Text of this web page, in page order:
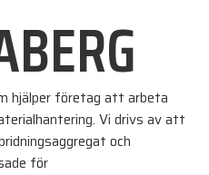
hjälper företag att arbeta
Vi drivs av att
och
för